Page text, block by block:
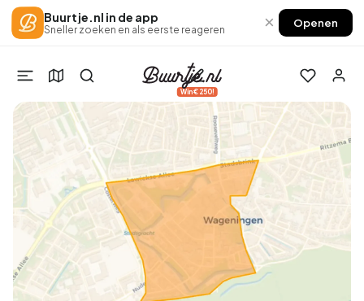
Buurtje.nl in de app
Sneller zoeken en als eerste reageren × Openen
Win €250!